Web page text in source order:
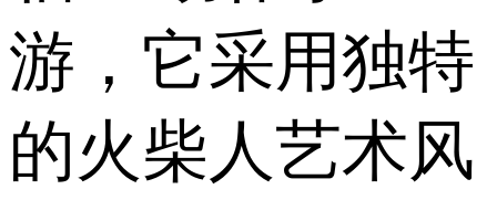
游，它采用独特
的火柴人艺术风